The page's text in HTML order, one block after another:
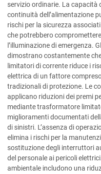
servizio ordinarie. La capacità
continuità dell’alimentazione
rischi per la sicurezza
che potrebbero
l’illuminazione di emergenza.
dimostrano costantemente
limitatori di corrente riduce i
elettrica di un fattore
tradizionali di protezione. Le
applicano riduzioni dei premi
mediante trasformatore
miglioramenti documentati
di sinistri. L’assenza di
elimina i rischi per la
sostituzione degli interruttori
del personale ai pericoli
ambientale includono una